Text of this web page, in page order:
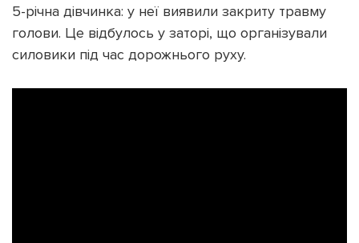
5-річна дівчинка: у неї виявили закриту травму
голови. Це відбулось у заторі, що організували
силовики під час дорожнього руху.